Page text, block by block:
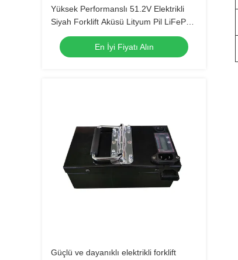
Yüksek Performanslı 51.2V Elektrikli
Siyah Forklift Aküsü Lityum Pil LiFePO4
En İyi Fiyatı Alın
Güçlü ve dayanıklı elektrikli forklift